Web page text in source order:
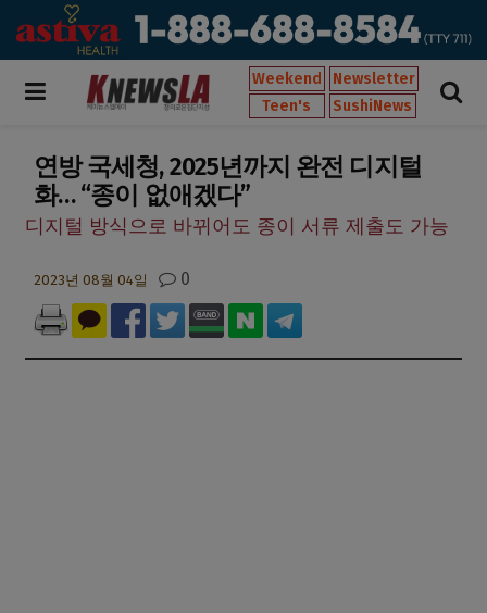
Weekend
Newsletter
Teen's
SushiNews
연방 국세청, 2025년까지 완전 디지털
화… “종이 없애겠다”
디지털 방식으로 바뀌어도 종이 서류 제출도 가능
2023년 08월 04일 0